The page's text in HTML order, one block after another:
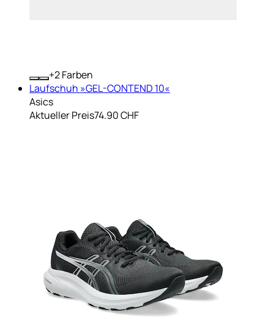
+ Farben
Laufschuh »GEL-CONTEND 10«
Asics
Aktueller Preis74.90 CHF